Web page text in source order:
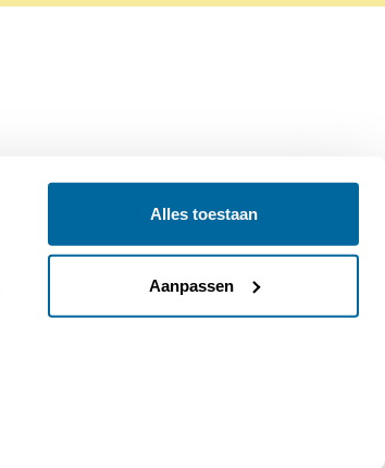
Alles toestaan
Aanpassen
Colofon